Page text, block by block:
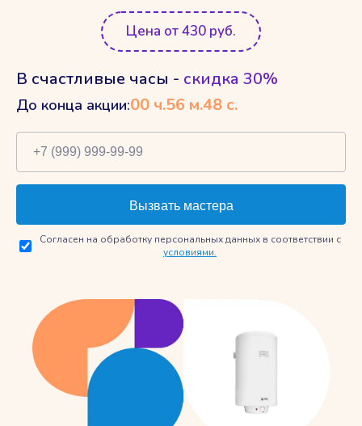
Цена от 430 руб.
В счастливые часы - скидка 30%
До конца акции:00 ч.56 м.47 с.
Согласен на обработку персональных данных в соответствии с
условиями.